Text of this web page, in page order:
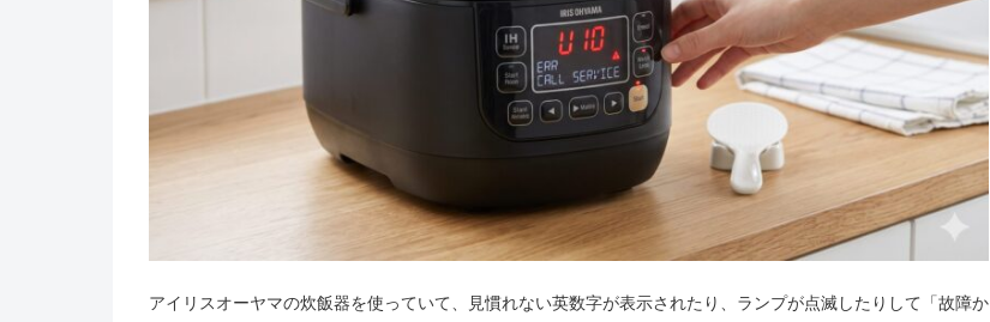
アイリスオーヤマの炊飯器を使っていて、見慣れない英数字が表示されたり、ランプが点滅したりして「故障か